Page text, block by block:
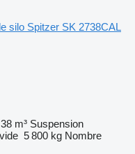
silo Spitzer SK 2738CAL
38 m³ Suspension
5 800 kg Nombre